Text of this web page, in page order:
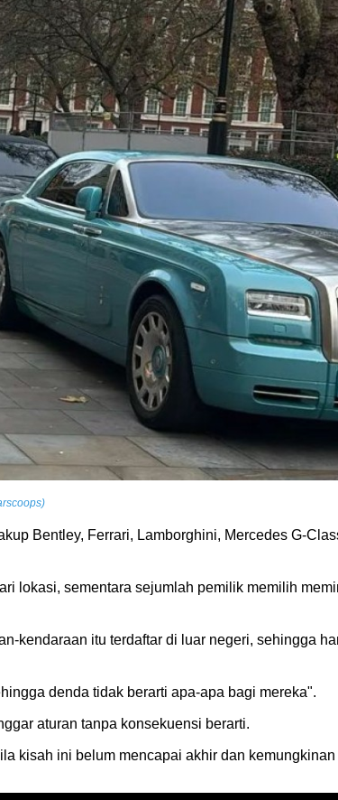
Bentley, Ferrari, Lamborghini, Mercedes G-
lokasi, sementara sejumlah pemilik memilih
kendaraan itu terdaftar di luar negeri, sehingga
denda tidak berarti apa-apa bagi mereka".
aturan tanpa konsekuensi berarti.
kisah ini belum mencapai akhir dan